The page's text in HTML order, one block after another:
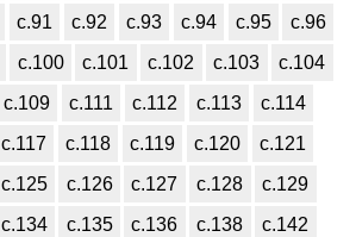
с.91 с.92 с.93 с.94 с.95
с.96
с.100 с.101 с.102 с.103
с.104
с.109 с.111 с.112 с.113
с.114
с.117 с.118 с.119 с.120
с.121
с.125 с.126 с.127 с.128
с.129
с.134 с.135 с.136 с.138
с.142